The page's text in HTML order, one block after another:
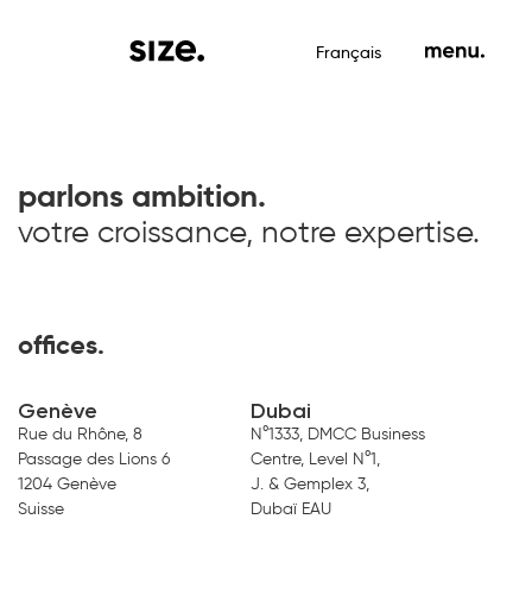
Français
parlons ambition.
votre croissance, notre expertise.
offices.
Genève
Rue du Rhône, 8
Passage des Lions 6
1204 Genève
Suisse
Dubai
N°1333, DMCC Business
Centre, Level N°1,
J. & Gemplex 3,
Dubaï EAU